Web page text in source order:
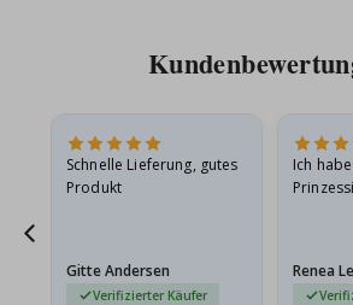
Schnelle Lieferung, gutes
Produkt
Gitte Andersen
Verifizierter Käufer
Ich
Renea